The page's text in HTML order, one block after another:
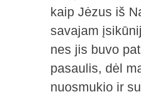
kaip Jėzus iš
savajam
nes jis buvo
pasaulis, dėl
nuosmukio ir